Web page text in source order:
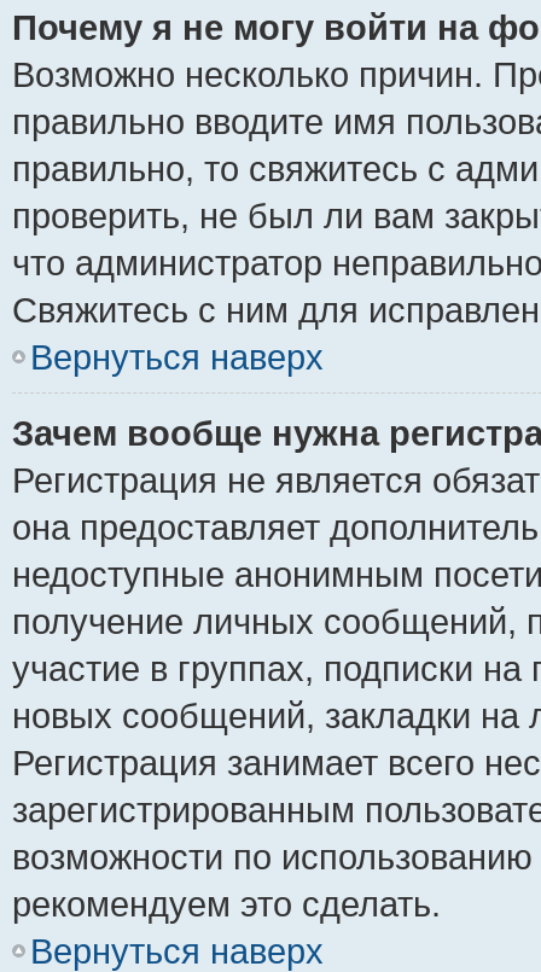
Почему я не могу войти на
Возможно несколько причин.
правильно вводите имя
правильно, то свяжитесь с
проверить, не был ли вам
что администратор
Свяжитесь с ним для
Вернуться наверх
Зачем вообще нужна
Регистрация не является
она предоставляет
недоступные анонимным
получение личных сообщений,
участие в группах, подписки
новых сообщений, закладки
Регистрация занимает всего
зарегистрированным
возможности по
рекомендуем это сделать.
Вернуться наверх